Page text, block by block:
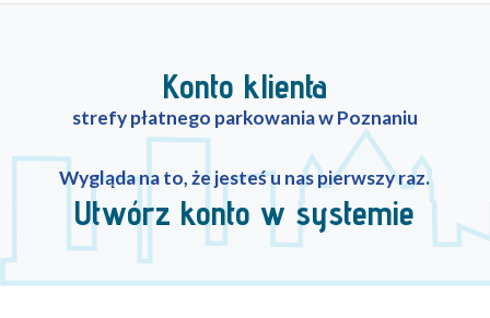
Konto klienta
strefy płatnego parkowania w Poznaniu
Wygląda na to, że jesteś u nas pierwszy raz.
Utwórz konto w systemie